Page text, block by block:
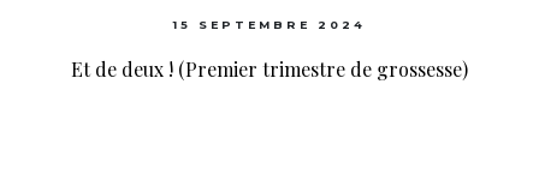
15 SEPTEMBRE 2024
Et de deux ! (Premier trimestre de grossesse)